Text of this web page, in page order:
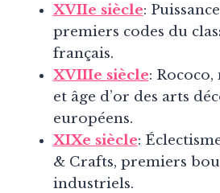
XVIIe siècle:
premiers codes du
français.
XVIIIe siècle: Rococo,
et âge d’or des arts
européens.
XIXe siècle:
& Crafts, premiers
industriels.